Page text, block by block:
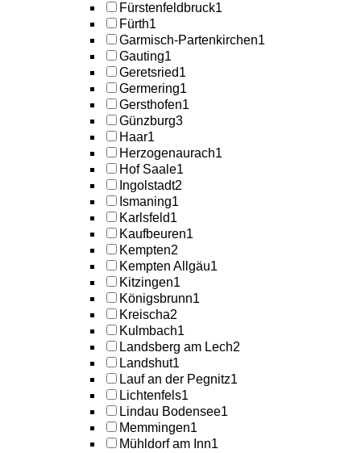
Fürstenfeldbruck1
Fürth1
Garmisch-Partenkirchen1
Gauting1
Geretsried1
Germering1
Gersthofen1
Günzburg3
Haar1
Herzogenaurach1
Hof Saale1
Ingolstadt2
Ismaning1
Karlsfeld1
Kaufbeuren1
Kempten2
Kempten Allgäu1
Kitzingen1
Königsbrunn1
Kreischa2
Kulmbach1
Landsberg am Lech2
Landshut1
Lauf an der Pegnitz1
Lichtenfels1
Lindau Bodensee1
Memmingen1
Mühldorf am Inn1